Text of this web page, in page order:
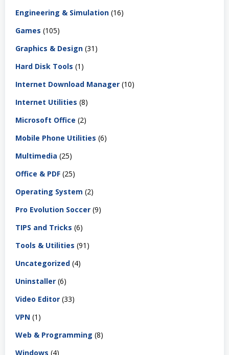
Engineering & Simulation (16)
Games (105)
Graphics & Design (31)
Hard Disk Tools (1)
Internet Download Manager (10)
Internet Utilities (8)
Microsoft Office (2)
Mobile Phone Utilities (6)
Multimedia (25)
Office & PDF (25)
Operating System (2)
Pro Evolution Soccer (9)
TIPS and Tricks (6)
Tools & Utilities (91)
Uncategorized (4)
Uninstaller (6)
Video Editor (33)
VPN (1)
Web & Programming (8)
Windows (4)